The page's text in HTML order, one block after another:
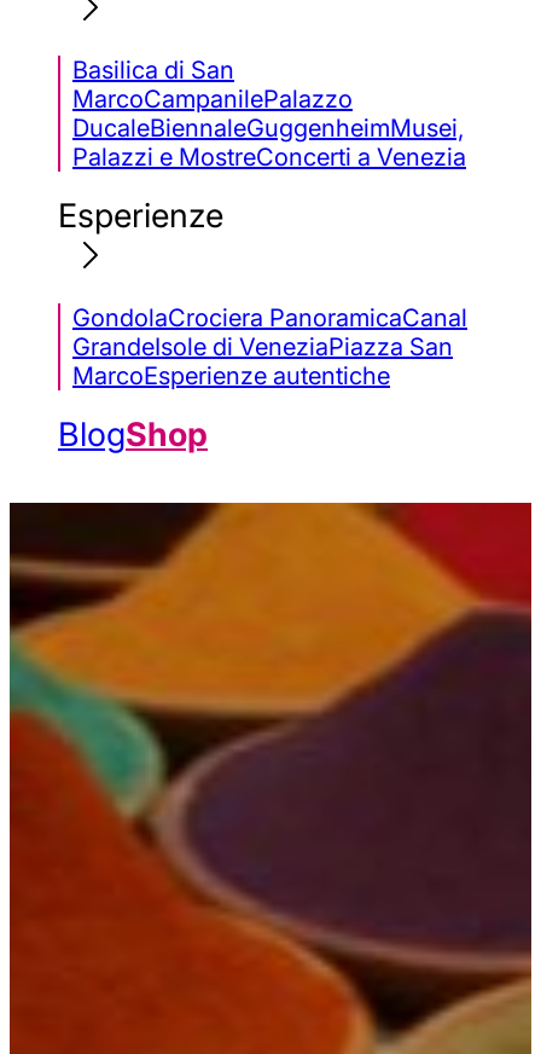
Basilica di San
MarcoCampanilePalazzo
DucaleBiennaleGuggenheimMusei,
Palazzi e MostreConcerti a Venezia
Esperienze
GondolaCrociera PanoramicaCanal
GrandeIsole di VeneziaPiazza San
MarcoEsperienze autentiche
BlogShop